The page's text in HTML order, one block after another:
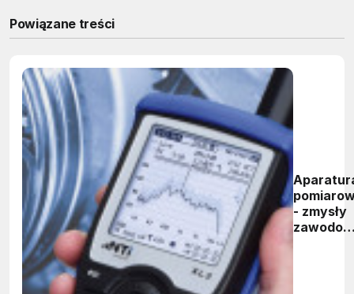
Powiązane treści
- zmysły